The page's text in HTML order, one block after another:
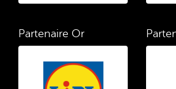
Partenaire Or